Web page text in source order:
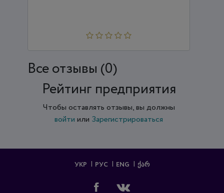
Все отзывы (0)
Рейтинг предприятия
Чтобы оставлять отзывы, вы должны
войти или Зарегистрироваться
УКР РУС ENG ᲥᲐᲠ